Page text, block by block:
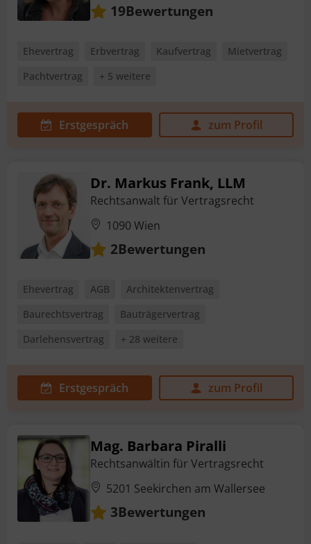
19Bewertungen
Ehevertrag Erbvertrag Kaufvertrag
Mietvertrag
Pachtvertrag
+ 5 weitere
Erstgespräch zum Profil
Dr. Markus Frank, LLM
Rechtsanwalt für Vertragsrecht
1090 Wien
2Bewertungen
Ehevertrag AGB
Architektenvertrag
Baurechtsvertrag
Bauträgervertrag
Darlehensvertrag
+ 28 weitere
Erstgespräch zum Profil
Mag. Barbara Piralli
Rechtsanwältin für Vertragsrecht
5201 Seekirchen am Wallersee
3Bewertungen